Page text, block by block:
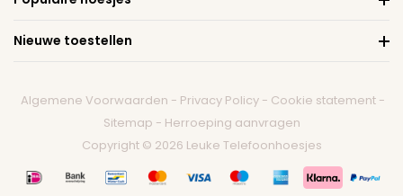
Nieuwe toestellen
Algemene Voorwaarden - Privacy Policy - Cookie statement -
Sitemap - Herroeping aanvragen
Copyright © 2026 Leuke Telefoonhoesjes